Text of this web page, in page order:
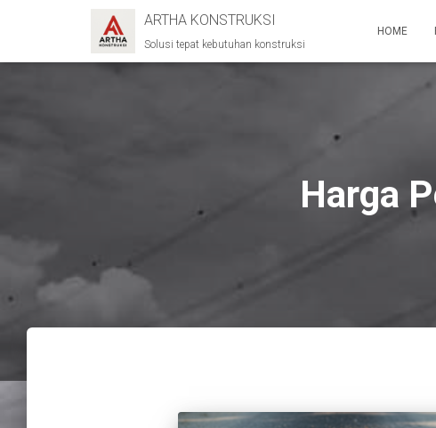
ARTHA KONSTRUKSI
Solusi tepat kebutuhan konstruksi
HOME
Harga